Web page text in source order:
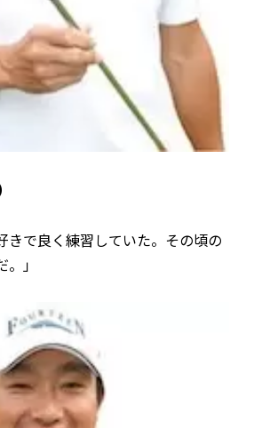
きで良く練習していた。その頃の
」